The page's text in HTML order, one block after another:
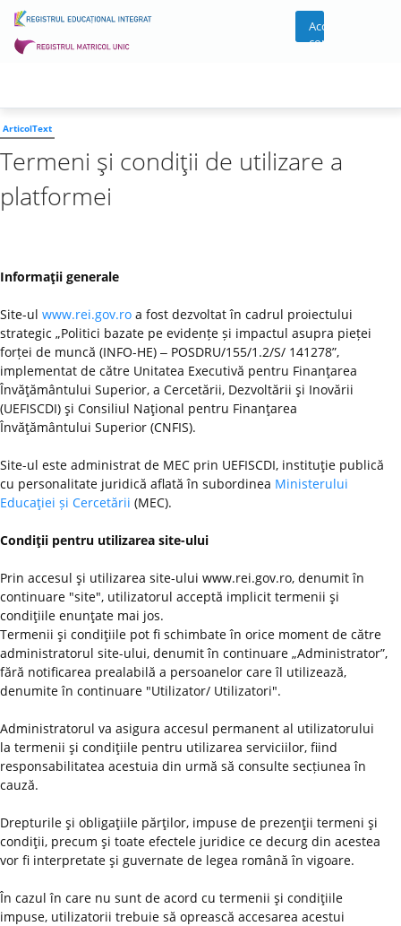
Acces
cont
ArticolText
Termeni şi condiţii de utilizare a
platformei
Informaţii generale
Site-ul www.rei.gov.ro a fost dezvoltat în cadrul proiectului
strategic „Politici bazate pe evidențe și impactul asupra pieței
forței de muncă (INFO-HE) ‒ POSDRU/155/1.2/S/ 141278”,
implementat de către Unitatea Executivă pentru Finanţarea
Învăţământului Superior, a Cercetării, Dezvoltării şi Inovării
(UEFISCDI) şi Consiliul Naţional pentru Finanţarea
Învăţământului Superior (CNFIS).
Site-ul este administrat de MEC prin UEFISCDI, instituţie publică
cu personalitate juridică aflată în subordinea Ministerului
Educaţiei și Cercetării (MEC).
Condiţii pentru utilizarea site-ului
Prin accesul şi utilizarea site-ului www.rei.gov.ro, denumit în
continuare "site", utilizatorul acceptă implicit termenii şi
condiţiile enunţate mai jos.
Termenii şi condiţiile pot fi schimbate în orice moment de către
administratorul site-ului, denumit în continuare „Administrator”,
fără notificarea prealabilă a persoanelor care îl utilizează,
denumite în continuare "Utilizator/ Utilizatori".
Administratorul va asigura accesul permanent al utilizatorului
la termenii şi condiţiile pentru utilizarea serviciilor, fiind
responsabilitatea acestuia din urmă să consulte secțiunea în
cauză.
Drepturile şi obligaţiile părţilor, impuse de prezenţii termeni şi
condiţii, precum şi toate efectele juridice ce decurg din acestea
vor fi interpretate şi guvernate de legea română în vigoare.
În cazul în care nu sunt de acord cu termenii şi condiţiile
impuse, utilizatorii trebuie să oprească accesarea acestui